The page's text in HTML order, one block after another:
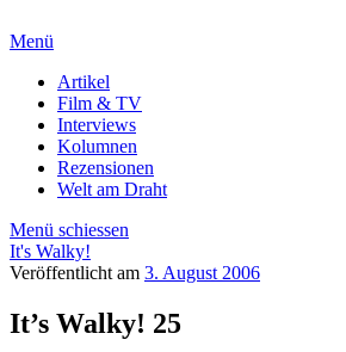
Menü
Artikel
Film & TV
Interviews
Kolumnen
Rezensionen
Welt am Draht
Menü schiessen
It's Walky!
Veröffentlicht am 3. August 2006
It’s Walky! 25